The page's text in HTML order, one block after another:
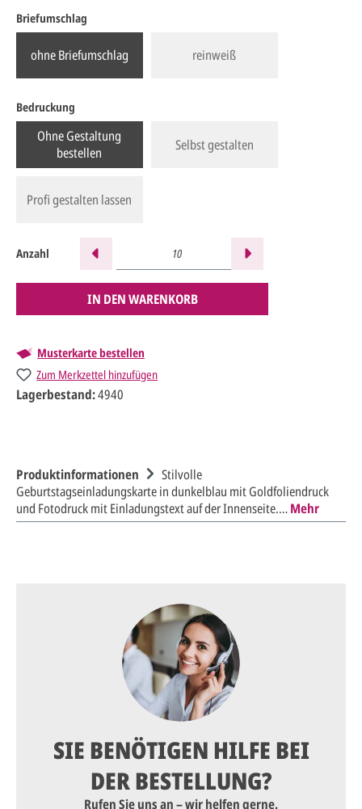
Briefumschlag
ohne Briefumschlag reinweiß
Bedruckung
Ohne Gestaltung
bestellen
Selbst gestalten
Profi gestalten lassen
Anzahl
IN DEN WARENKORB
Musterkarte bestellen
Zum Merkzettel hinzufügen
Lagerbestand:4940
Produktinformationen
Stilvolle
Geburtstagseinladungskarte in dunkelblau mit Goldfoliendruck
und Fotodruck mit Einladungstext auf der Innenseite.…Mehr
SIE BENÖTIGEN HILFE BEI
DER BESTELLUNG?
Rufen Sie uns an – wir helfen gerne.